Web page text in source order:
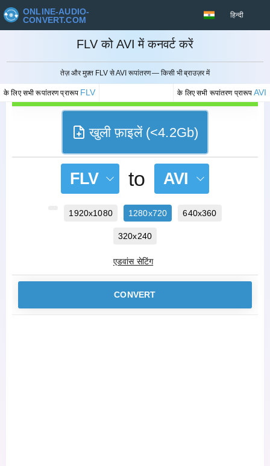
ONLINE-AUDIO-
CONVERT.COM
हिन्दी
FLV को AVI में कनवर्ट करें
तेज़ और मुफ़्त FLV से AVI रूपांतरण — किसी भी ब्राउज़र में
के लिए सभी रूपांतरण प्रारूप FLV के लिए सभी रूपांतरण प्रारूपAVI
रद्द करना
खुली फ़ाइलें (<4.2Gb)
FLV to AVI
1920x1080 1280x720 640x360
320x240
एडवांस सेटिंग
CONVERT